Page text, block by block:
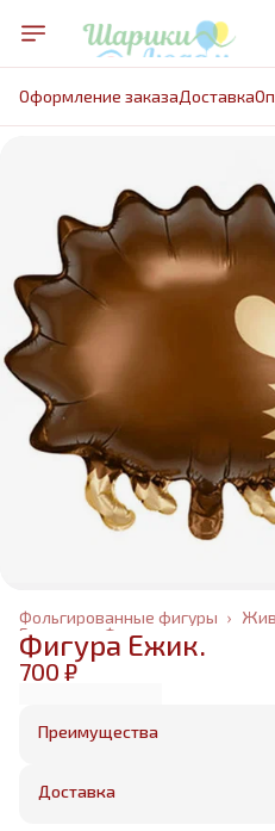
Оформление заказаДоставка
Фольгированные фигуры ›
Фольгированные
Главная
Фигура Ежик.
700 ₽
Преимущества
Оплата частями в Сплит
Бесплатная доставка в
Доставка